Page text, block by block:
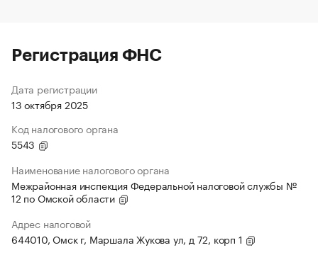
Регистрация ФНС
Дата регистрации
13 октября 2025
Код налогового органа
5543
Наименование налогового органа
Межрайонная инспекция Федеральной налоговой службы №
12 по Омской области
Адрес налоговой
644010, Омск г, Маршала Жукова ул, д 72, корп 1